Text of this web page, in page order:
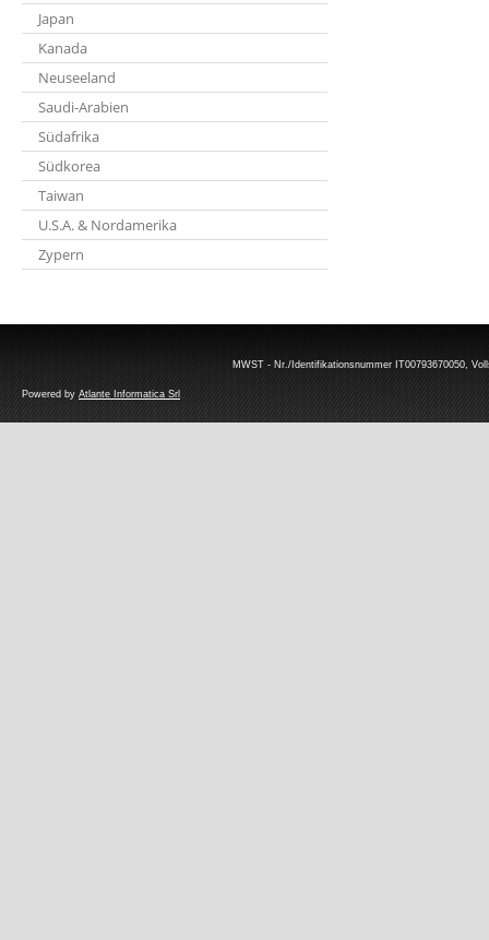
Japan
Kanada
Neuseeland
Saudi-Arabien
Südafrika
Südkorea
Taiwan
U.S.A. & Nordamerika
Zypern
MWST - Nr./Identifikationsnummer IT00793670050,
Powered by Atlante Informatica Srl